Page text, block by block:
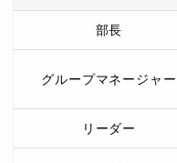
部長
グループマネージャー
リーダー